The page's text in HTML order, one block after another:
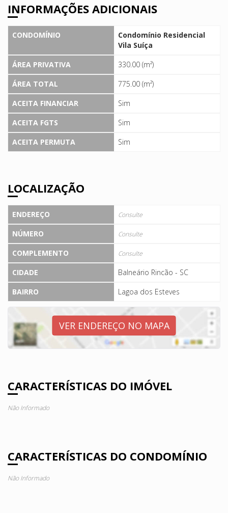
INFORMAÇÕES ADICIONAIS
CONDOMÍNIO
Condomínio Residencial
Vila Suíça
ÁREA PRIVATIVA
330.00 (m²)
ÁREA TOTAL
775.00 (m²)
ACEITA FINANCIAR
Sim
ACEITA FGTS
Sim
ACEITA PERMUTA
Sim
LOCALIZAÇÃO
ENDEREÇO Consulte
NÚMERO Consulte
COMPLEMENTO Consulte
CIDADE
Balneário Rincão - SC
BAIRRO
Lagoa dos Esteves
VER ENDEREÇO NO MAPA
CARACTERÍSTICAS DO IMÓVEL
Não Informado
CARACTERÍSTICAS DO CONDOMÍNIO
Não Informado